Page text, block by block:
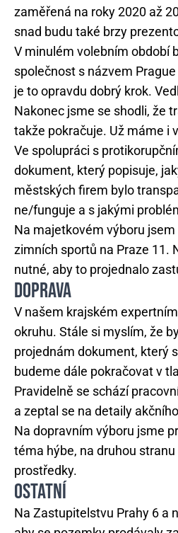
zaměřená na roky 2020 až
snad budu také brzy
V minulém volebním období
společnost s názvem
je to opravdu dobrý krok.
Nakonec jsme se shodli, že
takže pokračuje. Už máme i
Ve spolupráci s
dokument, který popisuje,
městských firem bylo
ne/funguje a s jakými
Na majetkovém výboru
zimních sportů na Praze 11.
nutné, aby to projednalo
DOPRAVA
V našem krajském
okruhu. Stále si myslím, že
projednám dokument, který
budeme dále pokračovat v
Pravidelně se schází
a zeptal se na detaily
Na dopravním výboru jsme
téma hýbe, na druhou
prostředky.
OSTATNÍ
Na Zastupitelstvu Prahy 6 a